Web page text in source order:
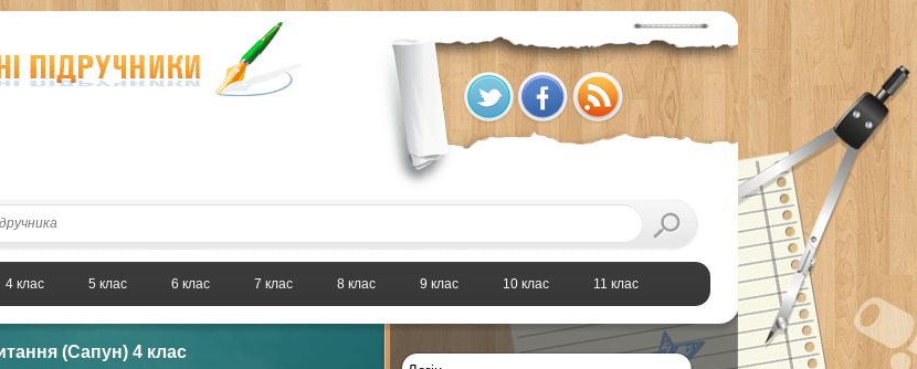
4 клас 5 клас 6 клас 7 клас 8 клас 9 клас 10 клас 11 клас
(Сапун) 4 клас